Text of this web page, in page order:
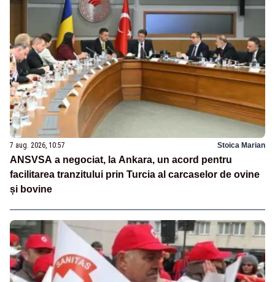
7 aug. 2026, 10:57 Stoica Marian
ANSVSA a negociat, la Ankara, un acord pentru
facilitarea tranzitului prin Turcia al carcaselor de ovine
și bovine